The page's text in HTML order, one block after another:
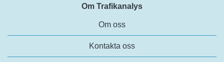
Om Trafikanalys
Om oss
Kontakta oss